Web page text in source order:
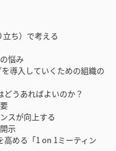
ち）で考える
悩み
導入していくための組織の
うあればよいのか？
スが向上する
示
める「1 on 1ミーティン